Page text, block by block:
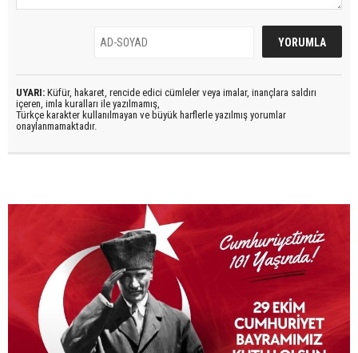
UYARI: Küfür, hakaret, rencide edici cümleler veya imalar, inançlara saldırı
içeren, imla kuralları ile yazılmamış,
Türkçe karakter kullanılmayan ve büyük harflerle yazılmış yorumlar
onaylanmamaktadır.